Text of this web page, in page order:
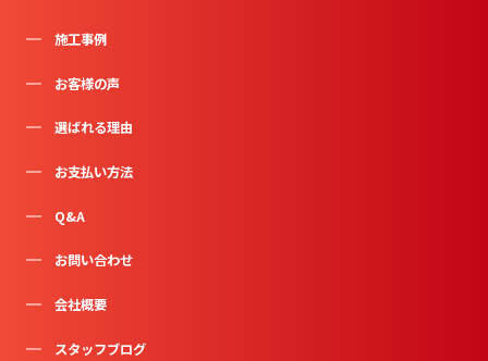
施工事例
お客様の声
選ばれる理由
お支払い方法
Q&A
お問い合わせ
会社概要
スタッフブログ